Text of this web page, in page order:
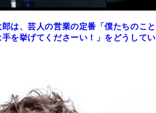
は、芸人の営業の定番「僕たちのこと
を挙げてくださーい！」をどうしてい